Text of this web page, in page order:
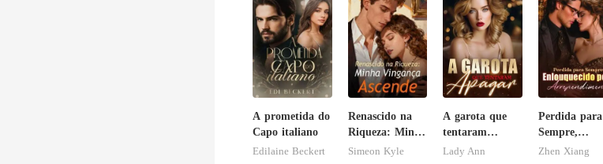
A prometida do
Capo italiano
Edilaine Beckert
Renascido na
Riqueza: Minha
Vingança
Simeon Kyle
A garota que
tentaram
apagar
Lady Ann
Perdida para
Sempre,
Enlouquecido
Zhen Xiang